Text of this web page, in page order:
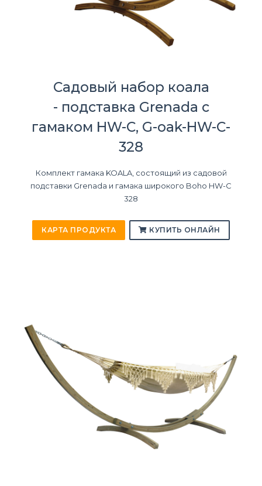
Садовый набор коала
- подставка Grenada с
гамаком HW-C, G-oak-HW-C-
328
Комплект гамака KOALA, состоящий из садовой
подставки Grenada и гамака широкого Boho HW-C
328
КАРТА ПРОДУКТА КУПИТЬ ОНЛАЙН